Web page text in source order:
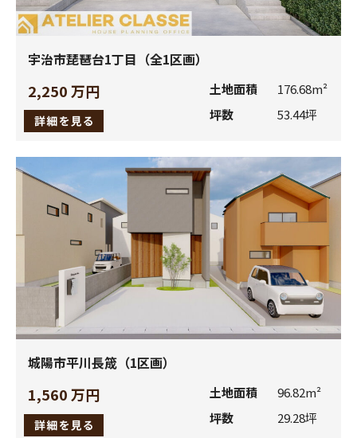
(2)お客様の個人情報の利用目的は、次のとおりとします。
当社の取り扱う住宅用建材商品、ビル用建材商品、エク
ます。）に関連し、お客様にとって魅力的で、価値のあ
るサービスをご提供するため。
お客様から請求された当社商品に関連する資料、カタロ
グをお届けするため。
お客様から登録いただいたショールーム来場時のご相談
商品や建築工法等に関して、最適なプランをご提案する
ため。
お客様に対してダイレクトメール、電子メール等による
情報（当社商品に関連するメールマガジンなど）をご提
供するため。
キャンペーン等で当選したプレゼントをお客様にお届け
するため。
お客さまの外壁建材選定時に、他のお客さまの施工物件
情報をお知らせするため。
お客さまのご承認の下に、当社のお取引先に紹介させて
いただくため。
商品やサービスについてお客さまの利用状況や満足度を
調査するため。
宇治市琵琶台1丁目（全1区画）
2,250 万円 土地面積
176.68m²
坪数
53.44坪
城陽市平川長筬（1区画）
1,560 万円 土地面積
96.82m²
坪数
29.28坪